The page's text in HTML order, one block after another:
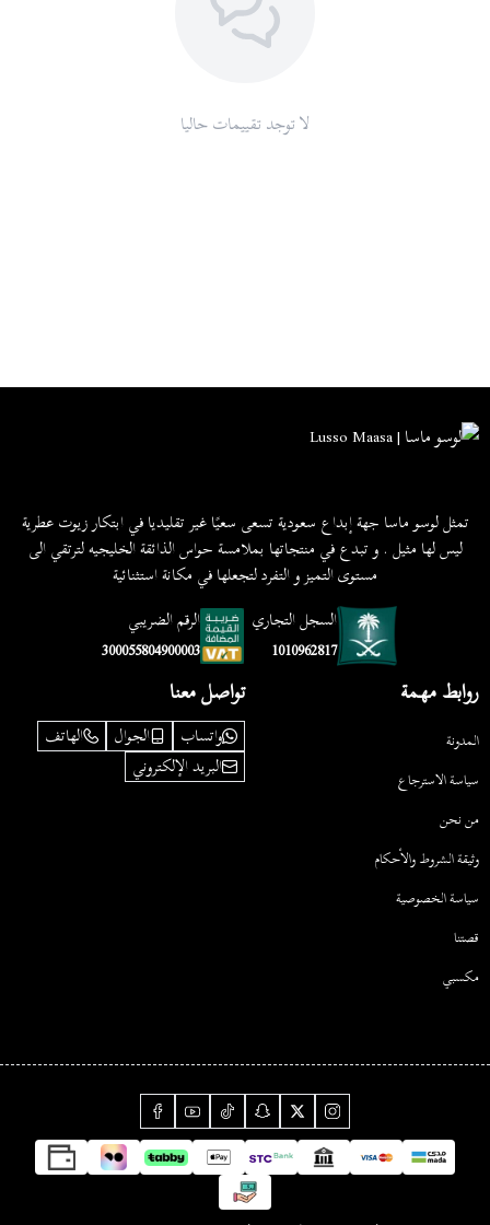
لا توجد تقييمات حاليا
تمثل لوسو ماسا جهة إبداع سعودية تسعى سعيًا غير تقليديا في ابتكار زيوت عطرية
ليس لها مثيل . و تبدع في منتجاتها بملامسة حواس الذائقة الخليجيه لترتقي الى
مستوى التميز و التفرد لتجعلها في مكانة استثنائية
السجل التجاري
1010962817
الرقم الضريبي
300055804900003
روابط مهمة
المدونة
سياسة الاسترجاع
من نحن
وثيقة الشروط والأحكام
سياسة الخصوصية
قصتنا
مكسبي
تواصل معنا
واتساب الجوال
الهاتف
البريد الإلكتروني